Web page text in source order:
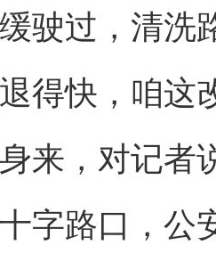
驶过，清洗
得快，咱这
来，对记者
路口，公安